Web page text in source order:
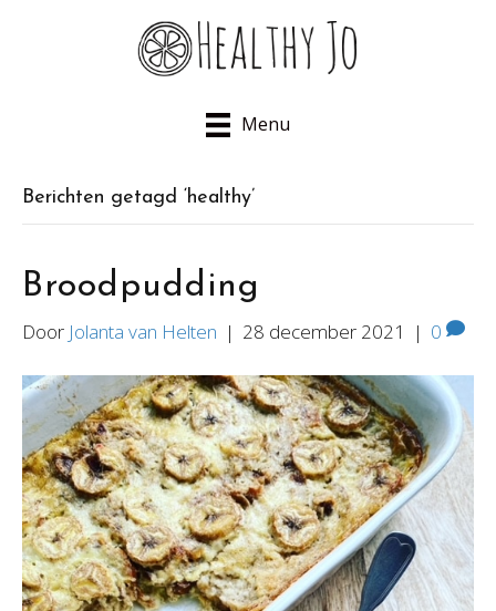
Menu
Berichten getagd ‘healthy’
Broodpudding
Door Jolanta van Helten | 28 december 2021 | 0